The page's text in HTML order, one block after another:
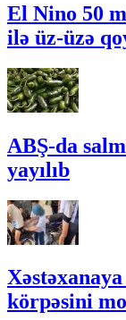
El Nino 50
ilə üz-üzə
ABŞ-da
yayılıb
körpəsini